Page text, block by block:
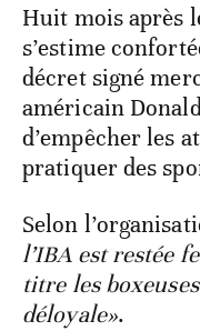
Huit mois après
s’estime
décret signé
américain
d’empêcher les
pratiquer des
Selon
l’IBA est restée
titre les
déloyale».